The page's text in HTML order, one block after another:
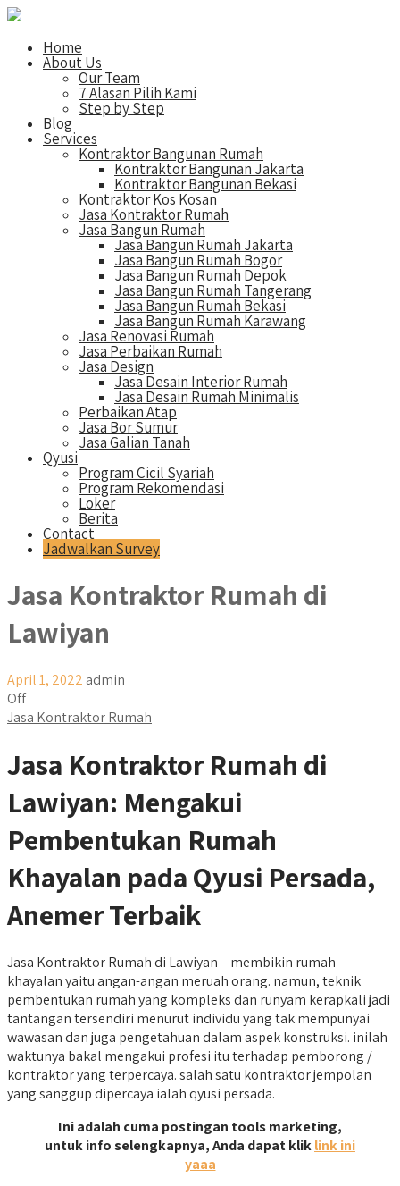
Home
About Us
Our Team
7 Alasan Pilih Kami
Step by Step
Blog
Services
Kontraktor Bangunan Rumah
Kontraktor Bangunan Jakarta
Kontraktor Bangunan Bekasi
Kontraktor Kos Kosan
Jasa Kontraktor Rumah
Jasa Bangun Rumah
Jasa Bangun Rumah Jakarta
Jasa Bangun Rumah Bogor
Jasa Bangun Rumah Depok
Jasa Bangun Rumah Tangerang
Jasa Bangun Rumah Bekasi
Jasa Bangun Rumah Karawang
Jasa Renovasi Rumah
Jasa Perbaikan Rumah
Jasa Design
Jasa Desain Interior Rumah
Jasa Desain Rumah Minimalis
Perbaikan Atap
Jasa Bor Sumur
Jasa Galian Tanah
Qyusi
Program Cicil Syariah
Program Rekomendasi
Loker
Berita
Contact
Jadwalkan Survey
Jasa Kontraktor Rumah di
Lawiyan
April 1, 2022 admin
Off
Jasa Kontraktor Rumah
Jasa Kontraktor Rumah di
Lawiyan: Mengakui
Pembentukan Rumah
Khayalan pada Qyusi Persada,
Anemer Terbaik
Jasa Kontraktor Rumah di Lawiyan – membikin rumah
khayalan yaitu angan-angan meruah orang. namun, teknik
pembentukan rumah yang kompleks dan runyam kerapkali jadi
tantangan tersendiri menurut individu yang tak mempunyai
wawasan dan juga pengetahuan dalam aspek konstruksi. inilah
waktunya bakal mengakui profesi itu terhadap pemborong /
kontraktor yang terpercaya. salah satu kontraktor jempolan
yang sanggup dipercaya ialah qyusi persada.
Ini adalah cuma postingan tools marketing,
untuk info selengkapnya, Anda dapat kliklink ini
yaaa